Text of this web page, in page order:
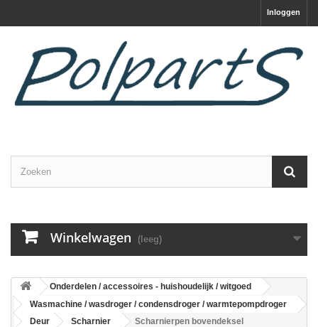
Inloggen
Winkelwagen (leeg)
Onderdelen / accessoires - huishoudelijk / witgoed
Wasmachine / wasdroger / condensdroger / warmtepompdroger
Deur
Scharnier Scharnierpen bovendeksel